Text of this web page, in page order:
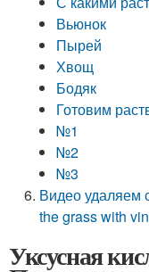
Вьюнок
Пырей
Хвощ
Бодяк
Готовим
№1
№2
№3
Видео удаляем
the grass with
Уксусная